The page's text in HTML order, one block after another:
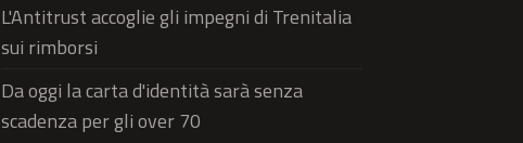
L'Antitrust accoglie gli impegni di Trenitalia
sui rimborsi
Da oggi la carta d'identità sarà senza
scadenza per gli over 70